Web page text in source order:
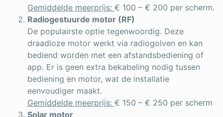
Gemiddelde meerprijs: € 100 – € 200 per scherm.
Radiogestuurde motor (RF)
De populairste optie tegenwoordig. Deze
draadloze motor werkt via radiogolven en kan
bediend worden met een afstandsbediening of
app. Er is geen extra bekabeling nodig tussen
bediening en motor, wat de installatie
eenvoudiger maakt.
Gemiddelde meerprijs: € 150 – € 250 per scherm
Solar motor